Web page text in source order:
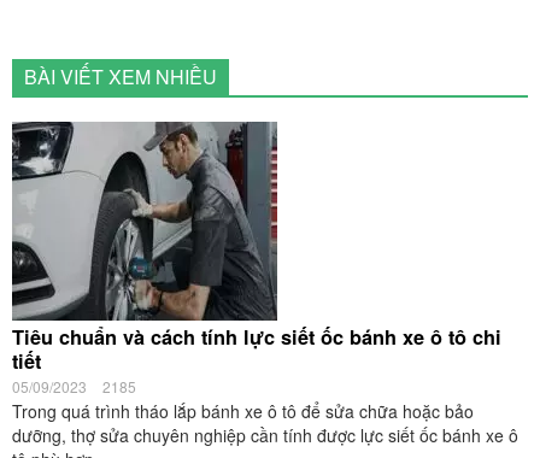
BÀI VIẾT XEM NHIỀU
Tiêu chuẩn và cách tính lực siết ốc bánh xe ô tô chi
tiết
05/09/2023 2185
Trong quá trình tháo lắp bánh xe ô tô để sửa chữa hoặc bảo
dưỡng, thợ sửa chuyên nghiệp cần tính được lực siết ốc bánh xe ô